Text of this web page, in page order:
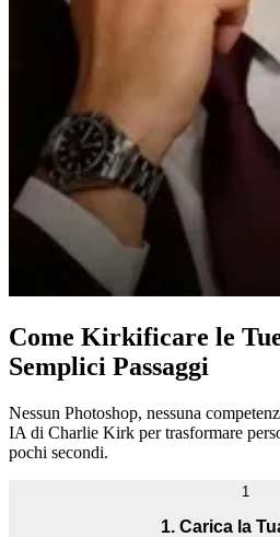
Come Kirkificare le
Semplici Passaggi
Nessun Photoshop, nessuna
IA di Charlie Kirk per trasformare
pochi secondi.
1
1. Carica la